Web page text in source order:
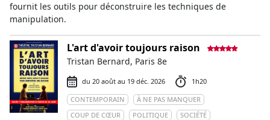
fournit les outils pour déconstruire les techniques de
manipulation.
L'art d'avoir toujours raison
Tristan Bernard, Paris 8e
du 20 août au 19 déc. 2026
1h20
CONTEMPORAIN
À NE PAS MANQUER
COUP DE CŒUR
POLITIQUE
SOCIÉTÉ